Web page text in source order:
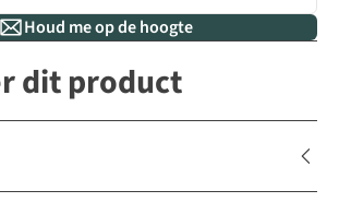
Houd me op de hoogte
dit product